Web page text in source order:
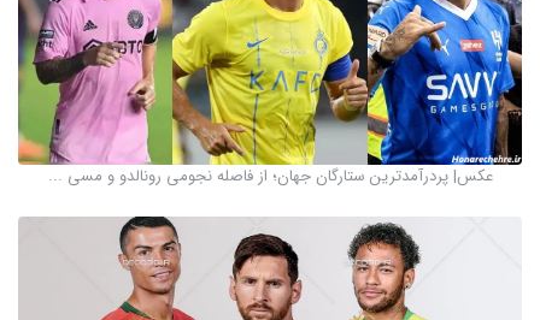
عکس‌| پردرآمدترین ستارگان جهان؛ از فاصله نجومی رونالدو و مسی ...